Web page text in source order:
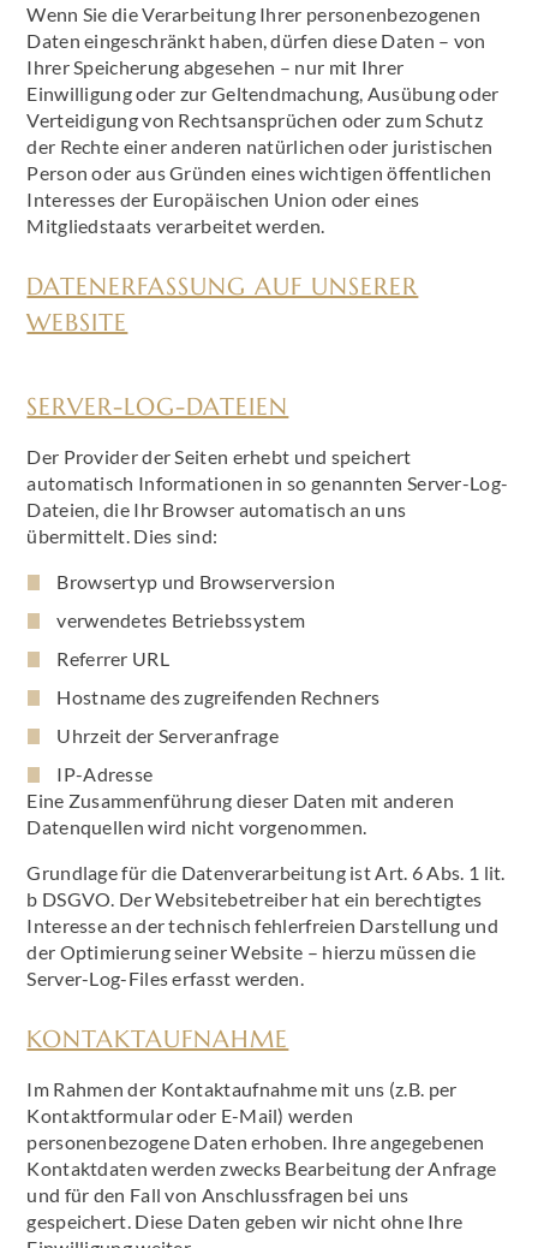
Wenn Sie die Verarbeitung Ihrer personenbezogenen
Daten eingeschränkt haben, dürfen diese Daten – von
Ihrer Speicherung abgesehen – nur mit Ihrer
Einwilligung oder zur Geltendmachung, Ausübung oder
Verteidigung von Rechtsansprüchen oder zum Schutz
der Rechte einer anderen natürlichen oder juristischen
Person oder aus Gründen eines wichtigen öffentlichen
Interesses der Europäischen Union oder eines
Mitgliedstaats verarbeitet werden.
DATENERFASSUNG AUF UNSERER
WEBSITE
SERVER-LOG-DATEIEN
Der Provider der Seiten erhebt und speichert
automatisch Informationen in so genannten Server-Log-
Dateien, die Ihr Browser automatisch an uns
übermittelt. Dies sind:
Browsertyp und Browserversion
verwendetes Betriebssystem
Referrer URL
Hostname des zugreifenden Rechners
Uhrzeit der Serveranfrage
IP-Adresse
Eine Zusammenführung dieser Daten mit anderen
Datenquellen wird nicht vorgenommen.
Grundlage für die Datenverarbeitung ist Art. 6 Abs. 1 lit.
b DSGVO. Der Websitebetreiber hat ein berechtigtes
Interesse an der technisch fehlerfreien Darstellung und
der Optimierung seiner Website – hierzu müssen die
Server-Log-Files erfasst werden.
KONTAKTAUFNAHME
Im Rahmen der Kontaktaufnahme mit uns (z.B. per
Kontaktformular oder E-Mail) werden
personenbezogene Daten erhoben. Ihre angegebenen
Kontaktdaten werden zwecks Bearbeitung der Anfrage
und für den Fall von Anschlussfragen bei uns
gespeichert. Diese Daten geben wir nicht ohne Ihre